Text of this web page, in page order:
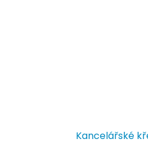
Kancelářské